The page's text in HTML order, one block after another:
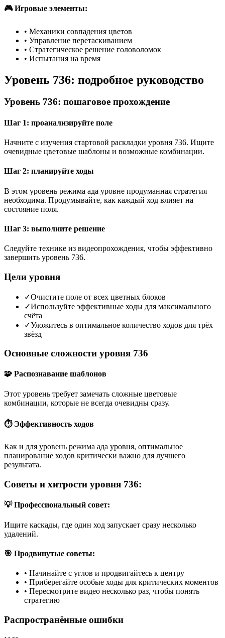
🎮 Игровые элементы:
• Механики совпадения цветов
• Управление перетаскиванием
• Стратегическое решение головоломок
• Испытания на время
Уровень 736: подробное руководство
Уровень 736: пошаговое прохождение
Шаг 1: проанализируйте поле
Начните с изучения стартовой раскладки уровня 736. Ищите
очевидные цветовые шаблоны и возможные комбинации.
Шаг 2: планируйте ходы
В этом уровень режима ада уровне продуманная стратегия
необходима. Продумывайте, как каждый ход влияет на
состояние поля.
Шаг 3: выполните решение
Следуйте технике из видеопрохождения, чтобы эффективно
завершить уровень 736.
Цели уровня
✓Очистите поле от всех цветных блоков
✓Используйте эффективные ходы для максимального
счёта
✓Уложитесь в оптимальное количество ходов для трёх
звёзд
Основные сложности уровня 736
🧩 Распознавание шаблонов
Этот уровень требует замечать сложные цветовые
комбинации, которые не всегда очевидны сразу.
⏱️ Эффективность ходов
Как и для уровень режима ада уровня, оптимальное
планирование ходов критически важно для лучшего
результата.
Советы и хитрости уровня 736:
💡 Профессиональный совет:
Ищите каскады, где один ход запускает сразу несколько
удалений.
🎯 Продвинутые советы:
• Начинайте с углов и продвигайтесь к центру
• Приберегайте особые ходы для критических моментов
• Пересмотрите видео несколько раз, чтобы понять
стратегию
Распространённые ошибки